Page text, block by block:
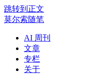
跳转到正文
莫尔索随笔
AI 周刊
文章
专栏
关于